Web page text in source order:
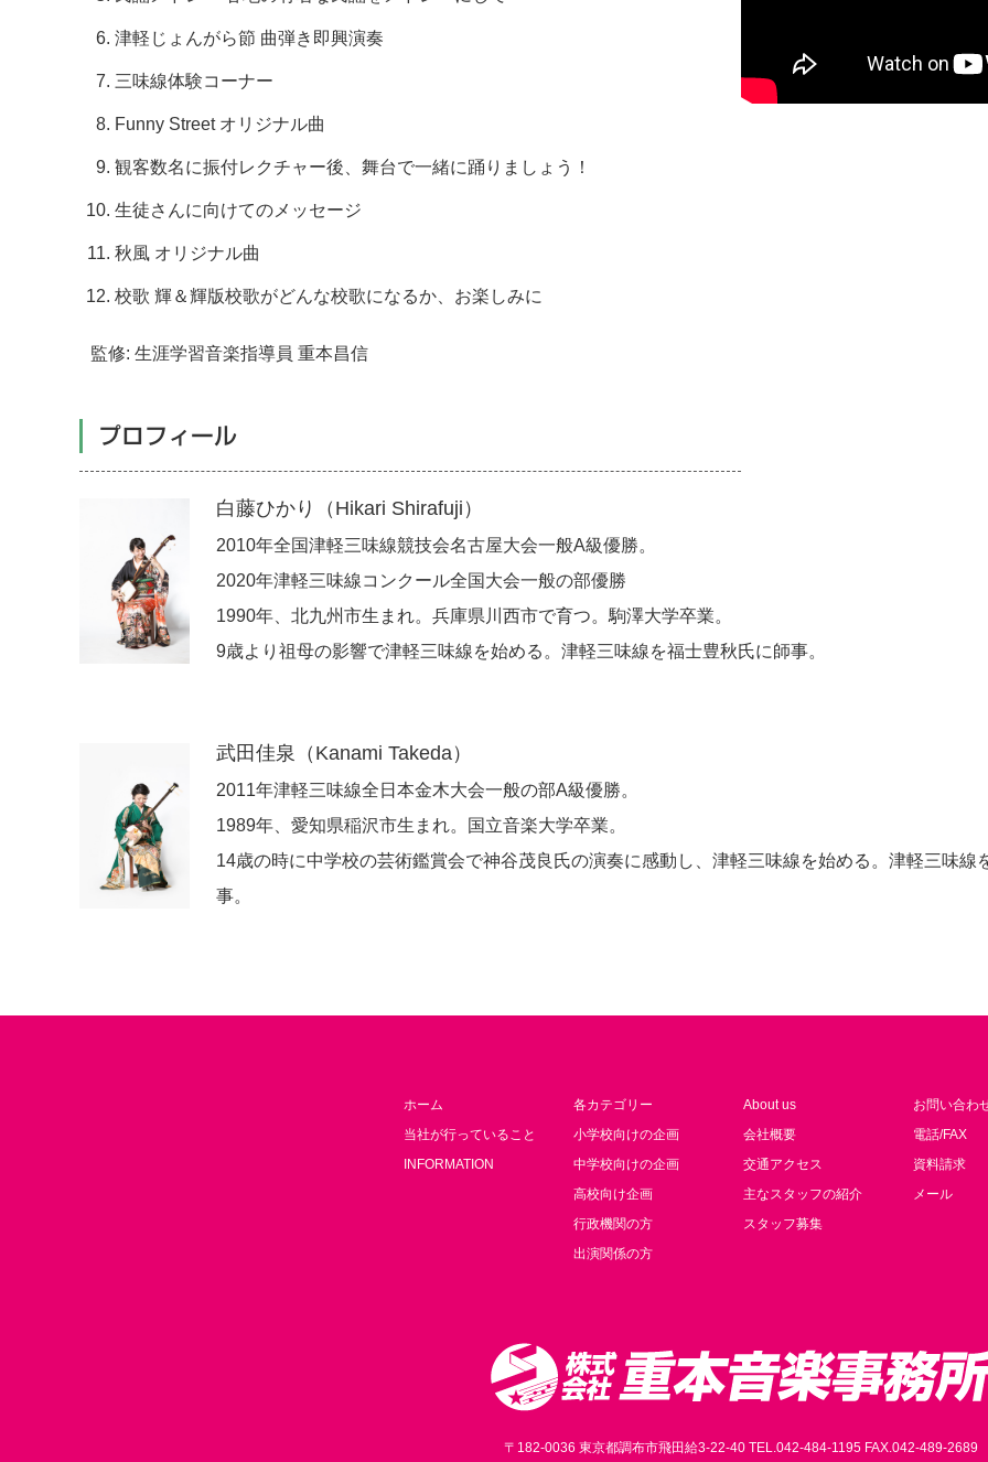
津軽じょんがら節 曲弾き即興演奏
三味線体験コーナー
Funny Street オリジナル曲
観客数名に振付レクチャー後、舞台で一緒に踊りましょう！
生徒さんに向けてのメッセージ
秋風 オリジナル曲
校歌 輝＆輝版校歌がどんな校歌になるか、お楽しみに
監修: 生涯学習音楽指導員 重本昌信
プロフィール
白藤ひかり（Hikari Shirafuji）
2010年全国津軽三味線競技会名古屋大会一般A級優勝。
2020年津軽三味線コンクール全国大会一般の部優勝
1990年、北九州市生まれ。兵庫県川西市で育つ。駒澤大学卒業。
9歳より祖母の影響で津軽三味線を始める。津軽三味線を福士豊秋氏に師事。
武田佳泉（Kanami Takeda）
2011年津軽三味線全日本金木大会一般の部A級優勝。
1989年、愛知県稲沢市生まれ。国立音楽大学卒業。
14歳の時に中学校の芸術鑑賞会で神谷茂良氏の演奏に感動し、津軽三味線を始める。津軽三味
事。
ホーム
当社が行っていること
INFORMATION
各カテゴリー
小学校向けの企画
中学校向けの企画
高校向け企画
行政機関の方
出演関係の方
About us
会社概要
交通アクセス
主なスタッフの紹介
スタッフ募集
お問い合わ
電話/FAX
資料請求
メール
〒182-0036 東京都調布市飛田給3-22-40 TEL.042-484-1195 FAX.042-489-2689